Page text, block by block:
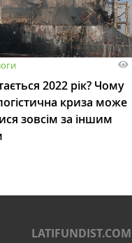
2022 рік? Чому
криза може
зовсім за іншим
LATIFUNDIST.COM